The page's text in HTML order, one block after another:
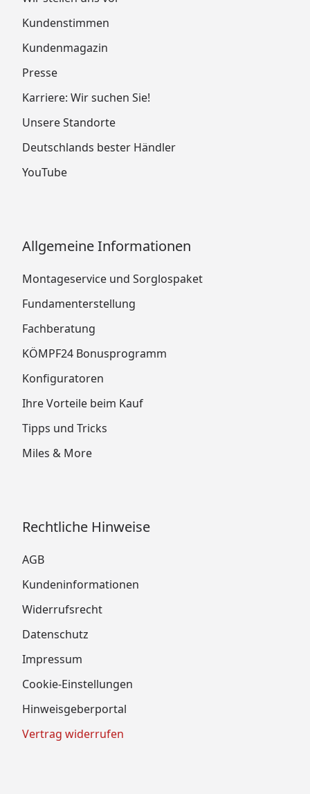
Kundenstimmen
Kundenmagazin
Presse
Karriere: Wir suchen Sie!
Unsere Standorte
Deutschlands bester Händler
YouTube
Allgemeine Informationen
Montageservice und Sorglospaket
Fundamenterstellung
Fachberatung
KÖMPF24 Bonusprogramm
Konfiguratoren
Ihre Vorteile beim Kauf
Tipps und Tricks
Miles & More
Rechtliche Hinweise
AGB
Kundeninformationen
Widerrufsrecht
Datenschutz
Impressum
Cookie-Einstellungen
Hinweisgeberportal
Vertrag widerrufen